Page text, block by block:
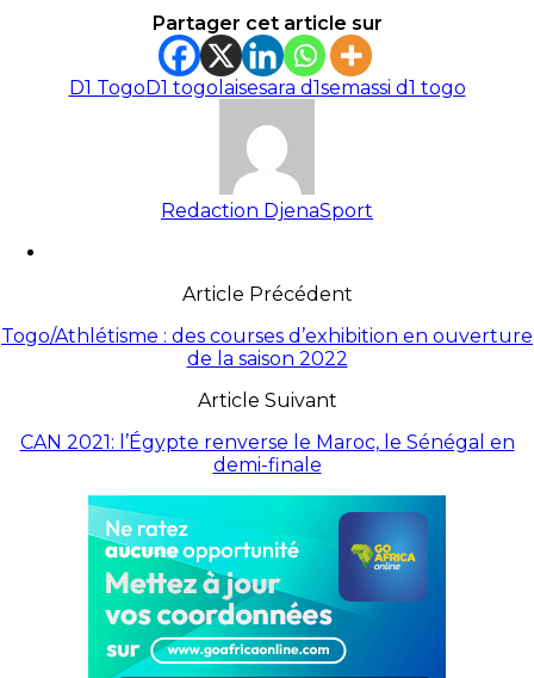
Partager cet article sur
D1 TogoD1 togolaisesara d1semassi d1 togo
Redaction DjenaSport
Article Précédent
Togo/Athlétisme : des courses d’exhibition en ouverture
de la saison 2022
Article Suivant
CAN 2021: l’Égypte renverse le Maroc, le Sénégal en
demi-finale